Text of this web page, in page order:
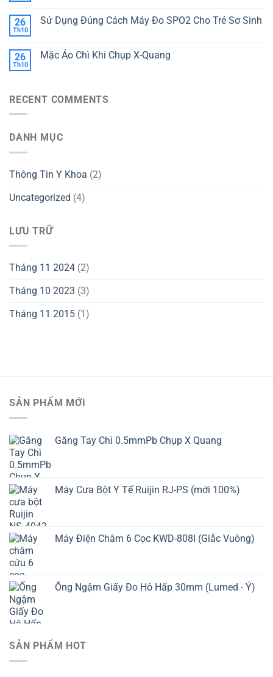
26
Th10
Sử Dụng Đúng Cách Máy Đo SPO2 Cho Trẻ Sơ Sinh
26
Th10
Mặc Áo Chì Khi Chụp X-Quang
RECENT COMMENTS
DANH MỤC
Thông Tin Y Khoa (2)
Uncategorized (4)
LƯU TRỮ
Tháng 11 2024 (2)
Tháng 10 2023 (3)
Tháng 11 2015 (1)
SẢN PHẨM MỚI
Găng Tay Chì 0.5mmPb Chụp X Quang
Máy Cưa Bột Y Tế Ruijin RJ-PS (mới 100%)
Máy Điện Châm 6 Cọc KWD-808I (Giắc Vuông)
Ống Ngậm Giấy Đo Hô Hấp 30mm (Lumed - Ý)
SẢN PHẨM HOT